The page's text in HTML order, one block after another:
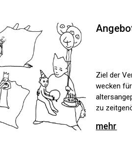
Ziel der
wecken
zu
mehr